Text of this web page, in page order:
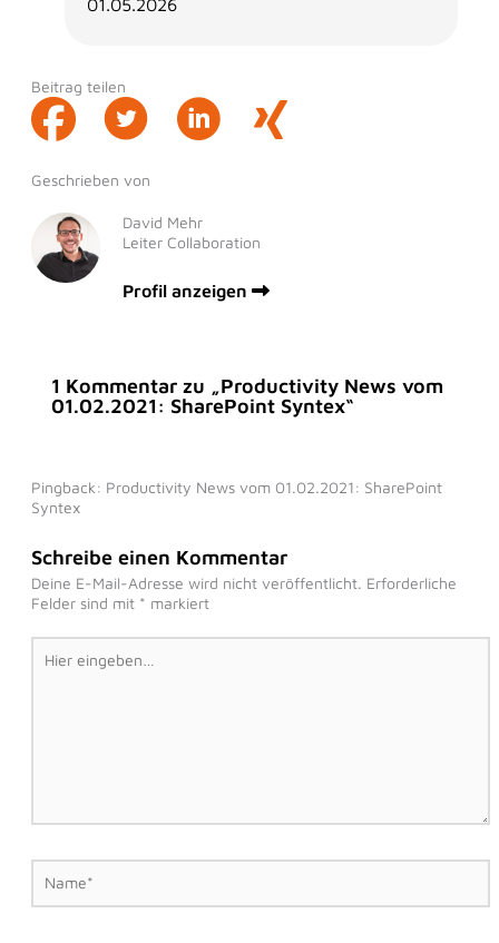
01.05.2026
Beitrag teilen
Geschrieben von
David Mehr
Leiter Collaboration
Profil anzeigen
1 Kommentar zu „Productivity News vom
01.02.2021: SharePoint Syntex“
Pingback: Productivity News vom 01.02.2021: SharePoint
Syntex
Schreibe einen Kommentar
Deine E-Mail-Adresse wird nicht veröffentlicht. Erforderliche
Felder sind mit * markiert
Hier
eingeben…
Name*